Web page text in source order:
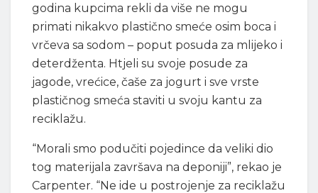
godina kupcima rekli da više ne mogu
primati nikakvo plastično smeće osim boca i
vrčeva sa sodom – poput posuda za mlijeko i
deterdženta. Htjeli su svoje posude za
jagode, vrećice, čaše za jogurt i sve vrste
plastičnog smeća staviti u svoju kantu za
reciklažu.
“Morali smo podučiti pojedince da veliki dio
tog materijala završava na deponiji”, rekao je
Carpenter. “Ne ide u postrojenje za reciklažu